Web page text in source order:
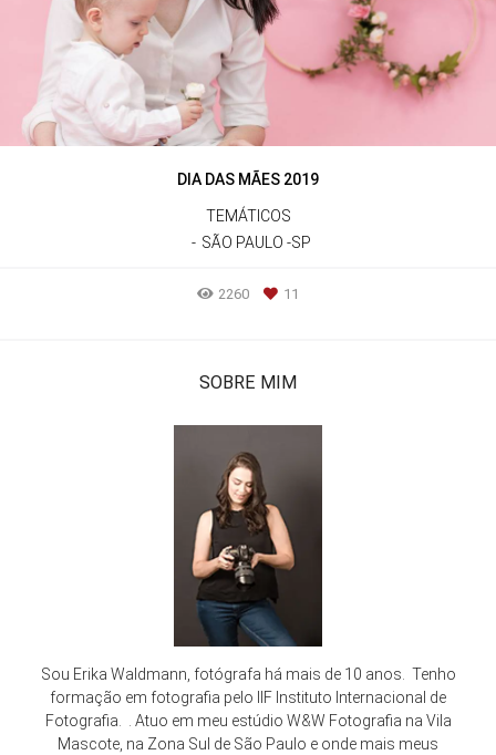
DIA DAS MÃES 2019
TEMÁTICOS
SÃO PAULO -SP
2260 11
SOBRE MIM
Sou Erika Waldmann, fotógrafa há mais de 10 anos. Tenho
formação em fotografia pelo IIF Instituto Internacional de
Fotografia. . Atuo em meu estúdio W&W Fotografia na Vila
Mascote, na Zona Sul de São Paulo e onde mais meus